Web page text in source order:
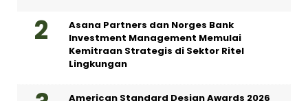
Asana Partners dan Norges Bank
Investment Management Memulai
Kemitraan Strategis di Sektor Ritel
Lingkungan
American Standard Design Awards 2026